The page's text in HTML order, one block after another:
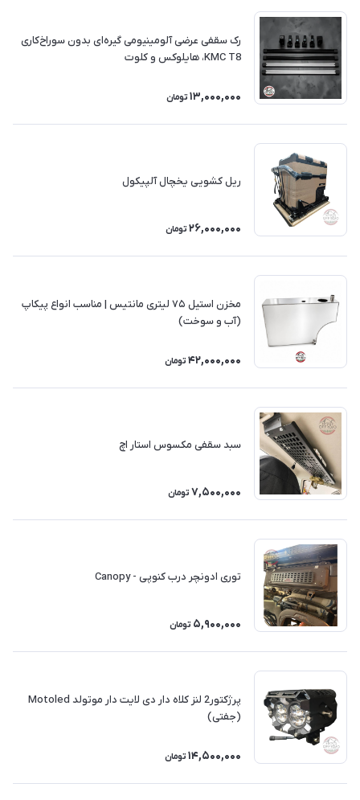
رک سقفی عرضی آلومینیومی گیره‌ای بدون سوراخ‌کاری
KMC T8، هایلوکس و کلوت
13,000,000 تومان
ریل کشویی یخچال آلپیکول
26,000,000 تومان
مخزن استیل ۷۵ لیتری مانتیس | مناسب انواع پیکاپ
(آب و سوخت)
42,000,000 تومان
سبد سقفی مکسوس استار اچ
7,500,000 تومان
توری ادونچر درب کنوپی - Canopy
5,900,000 تومان
پرژکتور2 لنز کلاه دار دی لایت دار موتولد Motoled
(جفتی)
14,500,000 تومان